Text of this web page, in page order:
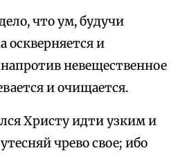
что ум, будучи
оскверняется и
невещественное
и очищается.
Христу идти узким и
чрево свое; ибо